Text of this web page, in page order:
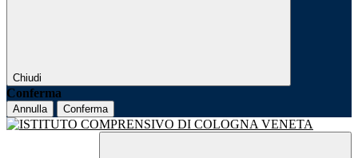
Chiudi
Conferma
Annulla Conferma